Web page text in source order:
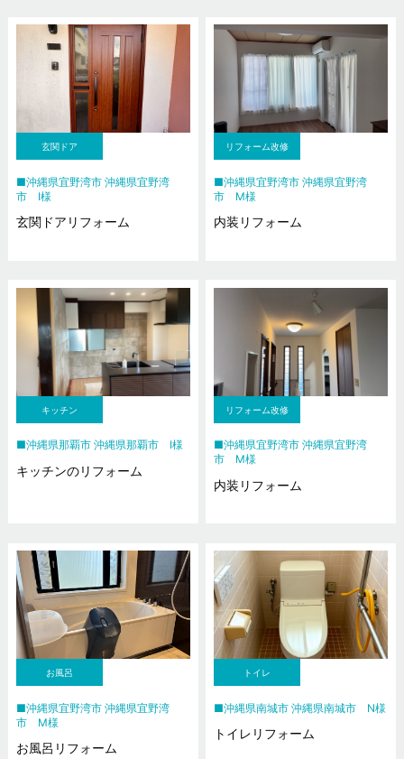
玄関ドア
沖縄県宜野湾市 沖縄県宜野湾
市 I様
玄関ドアリフォーム
リフォーム改修
沖縄県宜野湾市 沖縄県宜野湾
市 M様
内装リフォーム
キッチン
沖縄県那覇市 沖縄県那覇市 I様
キッチンのリフォーム
リフォーム改修
沖縄県宜野湾市 沖縄県宜野湾
市 M様
内装リフォーム
お風呂
沖縄県宜野湾市 沖縄県宜野湾
市 M様
お風呂リフォーム
トイレ
沖縄県南城市 沖縄県南城市 N様
トイレリフォーム